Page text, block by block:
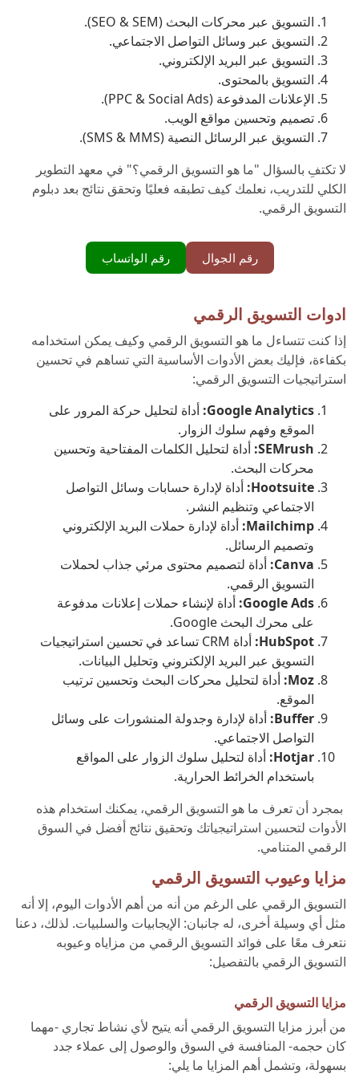
التسويق عبر محركات البحث (SEO & SEM).
التسويق عبر وسائل التواصل الاجتماعي.
التسويق عبر البريد الإلكتروني.
التسويق بالمحتوى.
الإعلانات المدفوعة (PPC & Social Ads).
تصميم وتحسين مواقع الويب.
التسويق عبر الرسائل النصية (SMS & MMS).
لا تكتفِ بالسؤال "ما هو التسويق الرقمي؟" في معهد التطوير
الكلي للتدريب، نعلمك كيف تطبقه فعليًا وتحقق نتائج بعد دبلوم
التسويق الرقمي.
رقم الجوال رقم الواتساب
ادوات التسويق الرقمي
إذا كنت تتساءل ما هو التسويق الرقمي وكيف يمكن استخدامه
بكفاءة، فإليك بعض الأدوات الأساسية التي تساهم في تحسين
استراتيجيات التسويق الرقمي:
Google Analytics: أداة لتحليل حركة المرور على
الموقع وفهم سلوك الزوار.
SEMrush: أداة لتحليل الكلمات المفتاحية وتحسين
محركات البحث.
Hootsuite: أداة لإدارة حسابات وسائل التواصل
الاجتماعي وتنظيم النشر.
Mailchimp: أداة لإدارة حملات البريد الإلكتروني
وتصميم الرسائل.
Canva: أداة لتصميم محتوى مرئي جذاب لحملات
التسويق الرقمي.
Google Ads: أداة لإنشاء حملات إعلانات مدفوعة
على محرك البحث Google.
HubSpot:
أداة CRM تساعد في تحسين استراتيجيات
التسويق عبر البريد الإلكتروني وتحليل البيانات.
Moz: أداة لتحليل محركات البحث وتحسين ترتيب
الموقع.
Buffer: أداة لإدارة وجدولة المنشورات على وسائل
التواصل الاجتماعي.
Hotjar: أداة لتحليل سلوك الزوار على المواقع
باستخدام الخرائط الحرارية.
بمجرد أن تعرف ما هو التسويق الرقمي، يمكنك استخدام هذه
الأدوات لتحسين استراتيجياتك وتحقيق نتائج أفضل في السوق
الرقمي المتنامي.
مزايا وعيوب التسويق الرقمي
التسويق الرقمي على الرغم من أنه من أهم الأدوات اليوم، إلا أنه
مثل أي وسيلة أخرى، له جانبان: الإيجابيات والسلبيات. لذلك، دعنا
نتعرف معًا على فوائد التسويق الرقمي من مزاياه وعيوبه
التسويق الرقمي بالتفصيل:
مزايا التسويق الرقمي
من أبرز مزايا التسويق الرقمي أنه يتيح لأي نشاط تجاري -مهما
كان حجمه- المنافسة في السوق والوصول إلى عملاء جدد
بسهولة، وتشمل أهم المزايا ما يلي: